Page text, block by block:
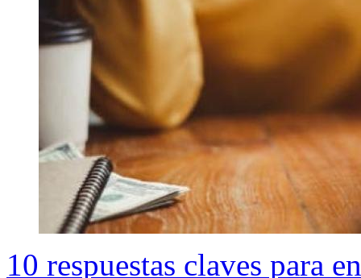
10 respuestas claves para